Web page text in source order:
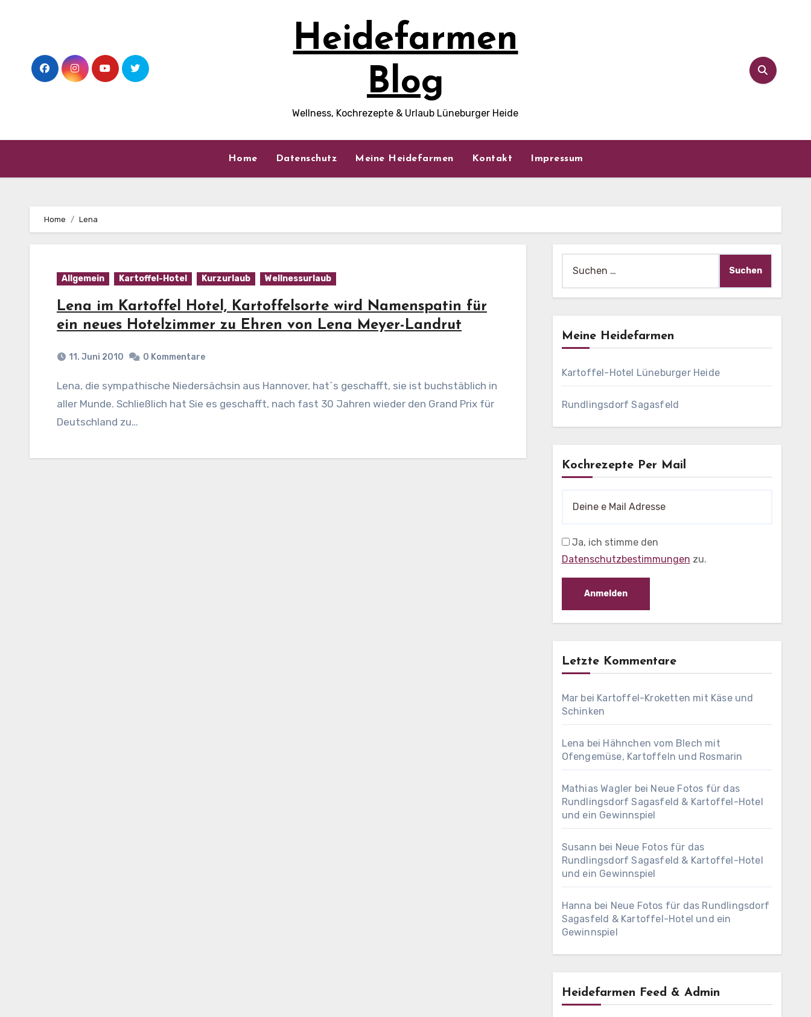
Heidefarmen
Blog
Wellness, Kochrezepte & Urlaub Lüneburger Heide
Home Datenschutz Meine Heidefarmen Kontakt Impressum
Home Lena
Allgemein Kartoffel-Hotel Kurzurlaub Wellnessurlaub
Lena im Kartoffel Hotel, Kartoffelsorte wird Namenspatin für
ein neues Hotelzimmer zu Ehren von Lena Meyer-Landrut
11. Juni 2010 0 Kommentare
Lena, die sympathische Niedersächsin aus Hannover, hat´s geschafft, sie ist buchstäblich in
aller Munde. Schließlich hat Sie es geschafft, nach fast 30 Jahren wieder den Grand Prix für
Deutschland zu…
nach:
Meine Heidefarmen
Kartoffel-Hotel Lüneburger Heide
Rundlingsdorf Sagasfeld
Kochrezepte Per Mail
Ja, ich stimme den
Datenschutzbestimmungen zu.
Letzte Kommentare
Mar bei Kartoffel-Kroketten mit Käse und
Schinken
Lena bei Hähnchen vom Blech mit
Ofengemüse, Kartoffeln und Rosmarin
Mathias Wagler bei Neue Fotos für das
Rundlingsdorf Sagasfeld & Kartoffel-Hotel
und ein Gewinnspiel
Susann bei Neue Fotos für das
Rundlingsdorf Sagasfeld & Kartoffel-Hotel
und ein Gewinnspiel
Hanna bei Neue Fotos für das Rundlingsdorf
Sagasfeld & Kartoffel-Hotel und ein
Gewinnspiel
Heidefarmen Feed & Admin